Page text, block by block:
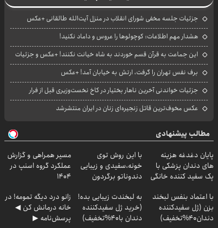
جزئیات جلسه مخفی شورای انقلاب در منزل آیت‌الله طالقانی +عکس‌
هشدار مهم اطلاعات: کوچولوها را عروس و داماد نکنید!
این جماعت به قرآن قسم خوردند به شاه خیانت نکنند! +عکس و جزئیات
برف نفس تهران را گرفت، ارتش به خیابان آمد! +عکس
جزئیات خواندنی آخرین ناهار بختیار در کاخ نخست‌وزیری قبل از فرار
عکس مخوف‌ترین قاتل زنجیره‌ای زنان در ایران منتشرشد
مطالب پیشنهادی
پایان دغدغه هزینه
های دندان پزشکی با
پک سفید کننده خانگی
با این روش توی
خونه،سفیدی و زیبایی
دندوناتو برگردون
مسیر همراهی و گزارش
عملکرد گروه اسنپ در
۱۴۰۴
با اعتماد بنفس لبخند
بزن (ژل سفیدکننده
دندان40%تخفیف)
به لبخندت زیبایی بده!
(خرید ژل سفیدکننده
دندان با40%تخفیف)
زانو درد دیگه تمومه! در
خانه درمانش کن ◀
پرسش‌نامه ▶